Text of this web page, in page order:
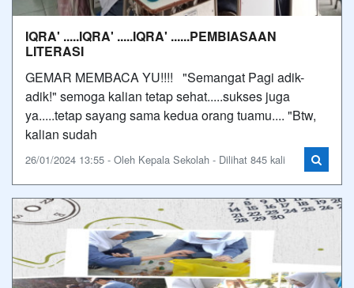
IQRA' .....IQRA' .....IQRA' ......PEMBIASAAN
LITERASI
GEMAR MEMBACA YU!!!! "Semangat Pagi adik-
adik!" semoga kalian tetap sehat.....sukses juga
ya.....tetap sayang sama kedua orang tuamu.... "Btw,
kalian sudah
26/01/2024 13:55 - Oleh Kepala Sekolah - Dilihat 845 kali